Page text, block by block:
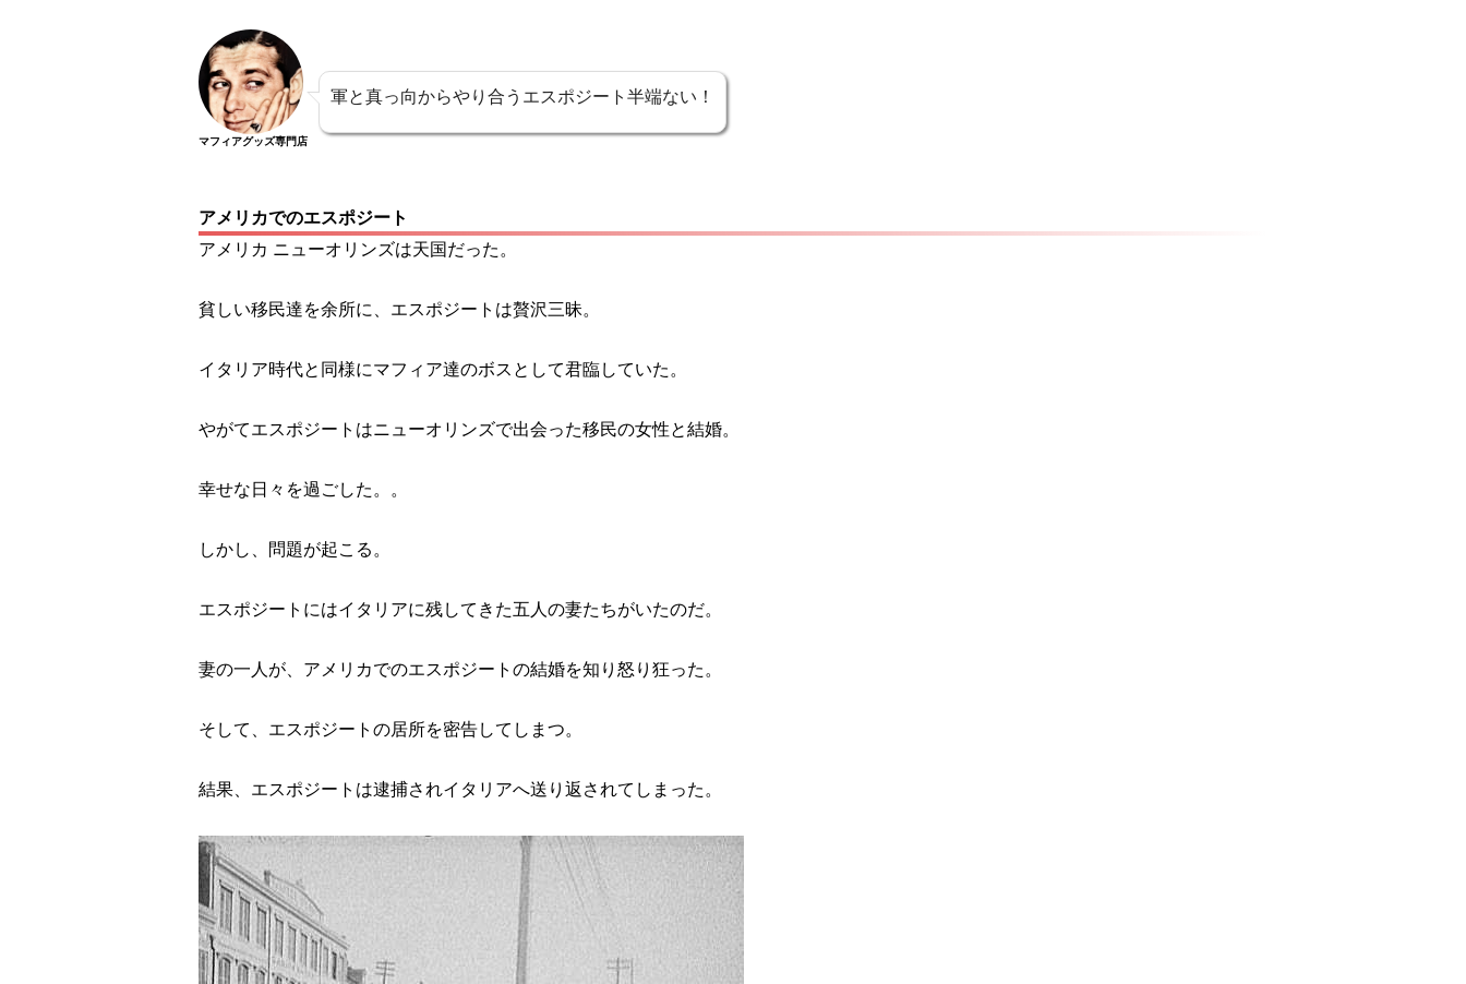
マフィアグッズ専門店
軍と真っ向からやり合うエスポジート半端ない！
アメリカでのエスポジート
アメリカ ニューオリンズは天国だった。
貧しい移民達を余所に、エスポジートは贅沢三昧。
イタリア時代と同様にマフィア達のボスとして君臨していた。
やがてエスポジートはニューオリンズで出会った移民の女性と結婚。
幸せな日々を過ごした。。
しかし、問題が起こる。
エスポジートにはイタリアに残してきた五人の妻たちがいたのだ。
妻の一人が、アメリカでのエスポジートの結婚を知り怒り狂った。
そして、エスポジートの居所を密告してしまつ。
結果、エスポジートは逮捕されイタリアへ送り返されてしまった。